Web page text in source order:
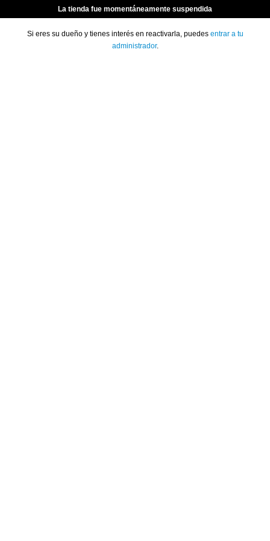
La tienda fue momentáneamente suspendida
Si eres su dueño y tienes interés en reactivarla, puedes entrar a tu
administrador.